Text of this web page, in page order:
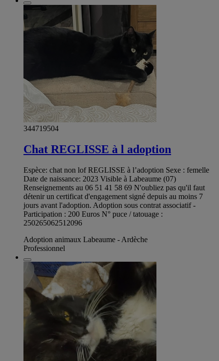
344719504
Chat REGLISSE à l adoption
Espèce: chat non lof REGLISSE à l’adoption Sexe : femelle
Date de naissance: 2023 Visible à Labeaume (07)
Renseignements au 06 51 41 58 69 N'oubliez pas qu'il faut
détenir un certificat d'engagement signé depuis au moins 7
jours avant l'adoption. Adoption sous contrat associatif -
Participation : 200 Euros N° puce / tatouage :
250265062512096
Adoption animaux Labeaume - Ardèche
Professionnel